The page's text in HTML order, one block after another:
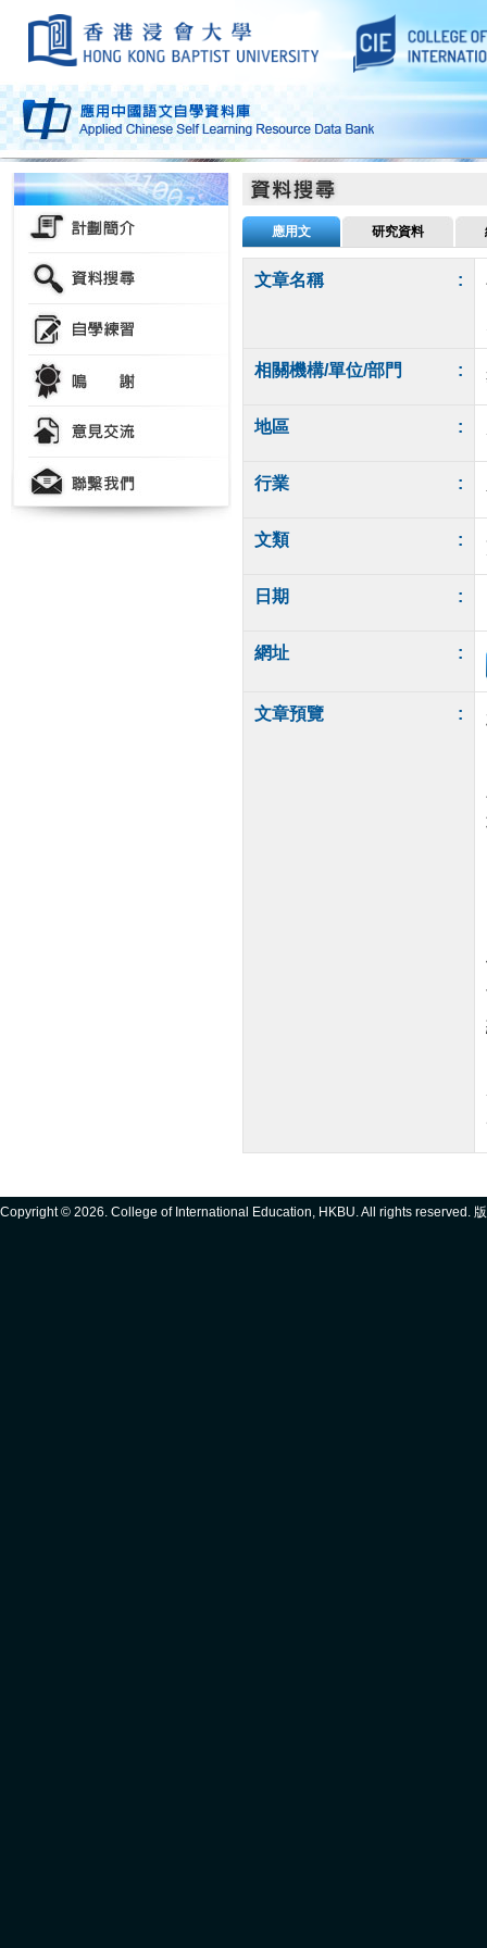
應用文 研究資料
文章名稱 :
相關機構/單位/部門 :
地區 :
行業 :
文類 :
日期 :
網址 :
文章預覽 :
Copyright © 2026. College of International Education, HKBU. All rights reserved.